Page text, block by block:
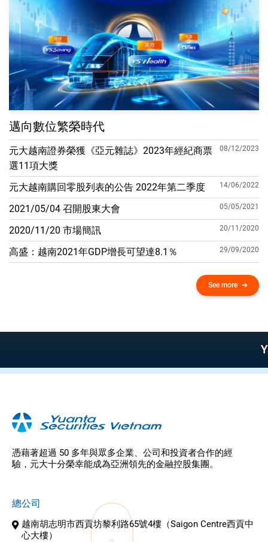
邁向數位繁榮時代
元大越南證券榮獲《亞元雜誌》2023年經紀商票
選11項大獎
08/12/2023
元大越南購回零股列表的公告 2022年第二季度 14/06/2022
2021/05/04 召開股東大會 05/05/2021
2020/11/20 市場簡訊 20/11/2020
高盛：越南2021年GDP增​​長可望達8.1％ 29/09/2020
See more
YSflex
憑藉著超過 50 多年與眾多企業、公司和投資者合作的經
驗，元大十分榮幸能成為亞洲領先的金融控股集團。
總公司
越南胡志明市西貢坊黎利路65號4樓（Saigon Centre西貢中
心大樓）